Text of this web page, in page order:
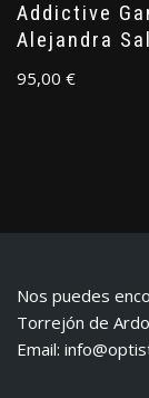
Addictive
Alejandra
95,00 €
Nos puedes
Torrejón de
Email: